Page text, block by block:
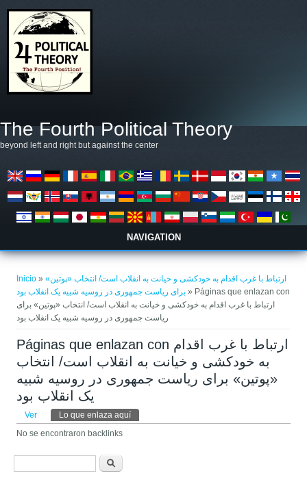
The Fourth Political Theory
beyond left and right but against the center
NAVIGATION
Inicio »ارتباط با غرب اقدام به خودکشی و خیانت به انقلاب است/ انتخاب «پوتین»
برای ریاست جمهوری در روسیه شبیه یک انقلاب بود » Páginas que enlazan con
ارتباط با غرب اقدام به خودکشی و خیانت به انقلاب است/ انتخاب «پوتین» برای
ریاست جمهوری در روسیه شبیه یک انقلاب بود
Páginas que enlazan con ارتباط با غرب اقدام
به خودکشی و خیانت به انقلاب است/ انتخاب
«پوتین» برای ریاست جمهوری در روسیه شبیه
یک انقلاب بود
Solapas principales
Ver Lo que enlaza aquí
No se encontraron backlinks
Formulario de búsqueda